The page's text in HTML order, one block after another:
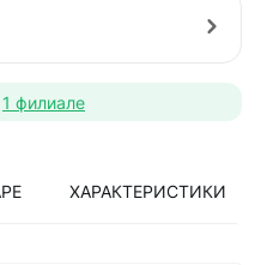
1 филиале
ХАРАКТЕРИСТИКИ